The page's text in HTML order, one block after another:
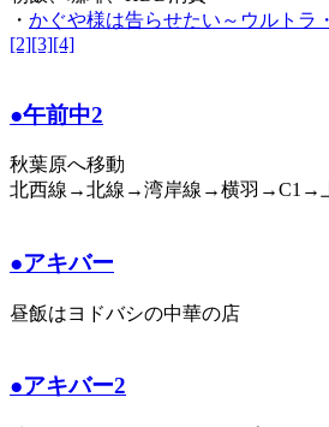
・ かぐや様は告らせたい～ウルトラ
[2][3][4]
●午前中2
秋葉原へ移動
北西線→北線→湾岸線→横羽→C1→
●アキバー
昼飯はヨドバシの中華の店
●アキバー2